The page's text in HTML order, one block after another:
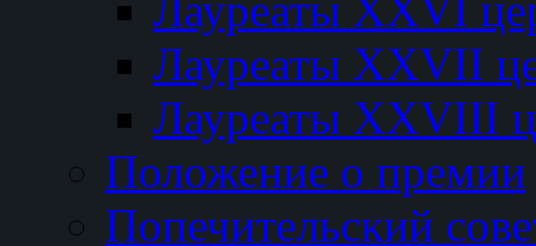
Лауреаты XXVII
Лауреаты XXVIII
Положение о премии
Попечительский